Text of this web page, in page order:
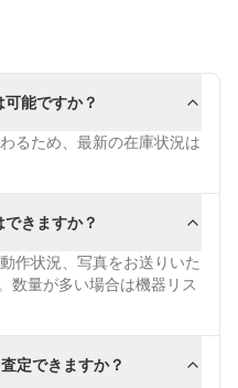
能ですか？
るため、最新の在庫状況は
きますか？
作状況、写真をお送りいた
数量が多い場合は機器リス
定できますか？